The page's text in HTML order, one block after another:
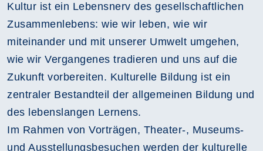
Kultur ist ein Lebensnerv des gesellschaftlichen
Zusammenlebens: wie wir leben, wie wir
miteinander und mit unserer Umwelt umgehen,
wie wir Vergangenes tradieren und uns auf die
Zukunft vorbereiten. Kulturelle Bildung ist ein
zentraler Bestandteil der allgemeinen Bildung und
des lebenslangen Lernens.
Im Rahmen von Vorträgen, Theater-, Museums-
und Ausstellungsbesuchen werden der kulturelle